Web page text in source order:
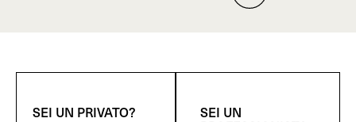
SEI UN PRIVATO? SEI UN